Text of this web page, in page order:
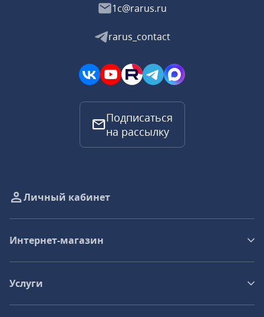
1c@rarus.ru
rarus_contact
Подписаться
на рассылку
Личный кабинет
Интернет-магазин
Услуги